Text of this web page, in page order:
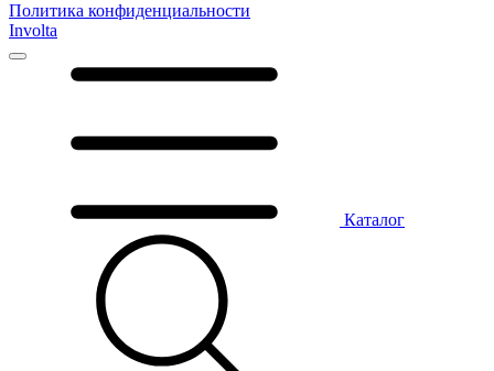
Политика конфиденциальности
Involta
Каталог